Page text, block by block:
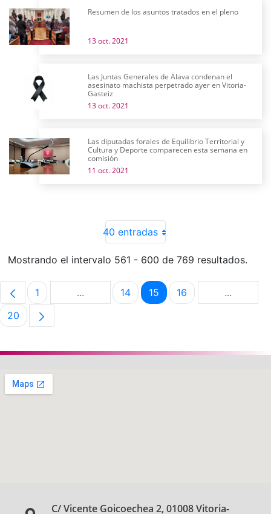
Resumen de los asuntos tratados en el pleno
13 oct. 2021
Las Juntas Generales de Álava condenan el
asesinato machista perpetrado ayer en Vitoria-
Gasteiz
13 oct. 2021
Las diputadas forales de Equilibrio Territorial y
Cultura y Deporte comparecen esta semana en
comisión
11 oct. 2021
40 entradas
Mostrando el intervalo 561 - 600 de 769 resultados.
Página
1 ...Páginas intermedias Use TAB para
Página
14 Página
15 Página
16 ...Páginas
Página
20
C/ Vicente Goicoechea 2, 01008 Vitoria-